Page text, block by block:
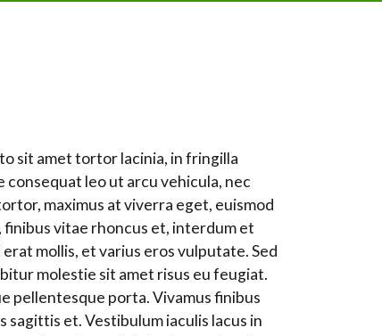
sit amet tortor lacinia, in fringilla
consequat leo ut arcu vehicula, nec
maximus at viverra eget, euismod
finibus vitae rhoncus et, interdum et
mollis, et varius eros vulputate. Sed
molestie sit amet risus eu feugiat.
pellentesque porta. Vivamus finibus
et. Vestibulum iaculis lacus in